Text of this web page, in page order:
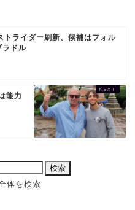
トライダー刷新、候補はフォル
ラドル
能力
体を検索